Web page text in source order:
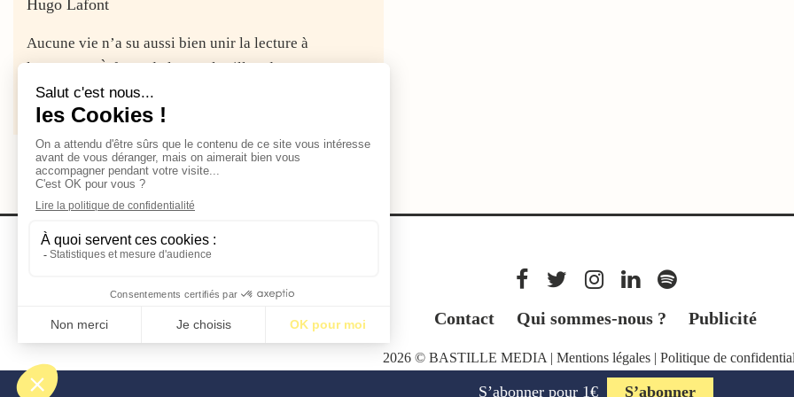
Hugo Lafont
Aucune vie n’a su aussi bien unir la lecture à
l’aventure. À force de longer le sillon des routes et...
Contact Qui sommes-nous ? Publicité
2026 © BASTILLE MEDIA | Mentions légales| Politique de
S’abonner pour 1€ S’abonner